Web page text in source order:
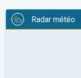
Radar météo